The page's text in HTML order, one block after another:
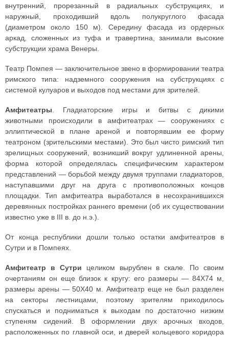
внутренний, прорезанный в радиальных субструкциях, и
наружный, проходивший вдоль полукруглого фасада
(диаметром около 150 м). Середину фасада из ордерных
аркад, сложенных из туфа и травертина, занимали высокие
субструкции храма Венеры.
Театр Помпея — заключительное звено в формировании театра
римского типа: надземного сооружения на субструкциях с
системой кулуаров и выходов под местами для зрителей.
Амфитеатры . Гладиаторские игры и битвы с дикими
животными происходили в амфитеатрах — сооружениях с
эллиптической в плане ареной и повторявшим ее форму
театроном (зрительскими местами). Это был чисто римский тип
зрелищных сооружений, возникший вокруг удлиненной арены,
форма которой определялась специфическим характером
представлений — борьбой между двумя труппами гладиаторов,
наступавшими друг на друга с противоположных концов
площадки. Тип амфитеатра выработался в несохранившихся
деревянных постройках раннего времени (об их существовании
известно уже в III в. до н.э.).
От конца республики дошли только остатки амфитеатров в
Сутри и в Помпеях.
Амфитеатр в Сутри целиком вырублен в скале. По своим
очертаниям он еще близок к кругу: его размеры — 84X74 м,
размеры арены — 50X40 м. Амфитеатр еще не был разделен
на секторы лестницами, поэтому зрителям приходилось
спускаться и подниматься к выходам по достаточно низким
ступеням сидений. В оформлении двух арочных входов,
расположенных по главной оси, и дверей кольцевого коридора